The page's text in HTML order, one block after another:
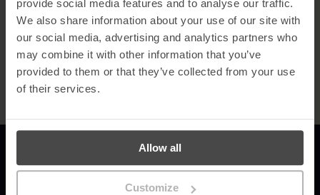
provide social media features and to analyse our traffic.
We also share information about your use of our site with
our social media, advertising and analytics partners who
may combine it with other information that you’ve
provided to them or that they’ve collected from your use
of their services.
Allow all
Customize
Los visitantes del stand podrán conocer las últimas mejoras de la
plataforma de MetaCompliance, diseñada para ayudar a las
organizaciones a reforzar su ciberresiliencia mediante una
formación y una gestión de políticas personalizadas y basadas en
datos.